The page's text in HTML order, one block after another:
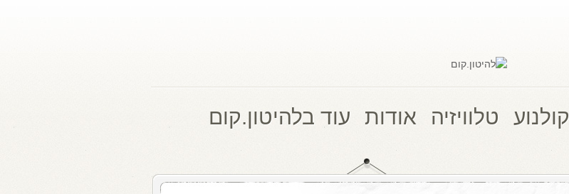
קולנוע טלוויזיה אודות עוד בלהיטון.קום